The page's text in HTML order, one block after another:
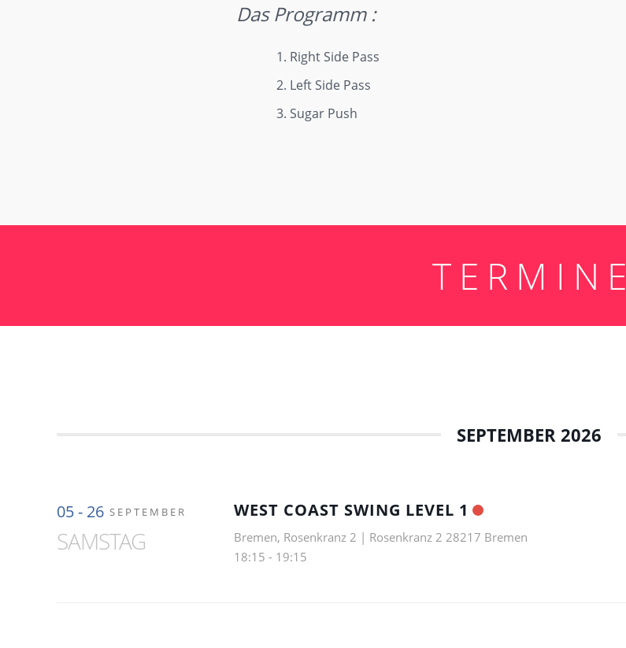
Das Programm :
Right Side Pass
Left Side Pass
Sugar Push
T E R M I N E
SEPTEMBER 2026
05 - 26 SEPTEMBER
SAMSTAG
WEST COAST SWING LEVEL 1
Bremen, Rosenkranz 2 | Rosenkranz 2 28217 Bremen
18:15 - 19:15